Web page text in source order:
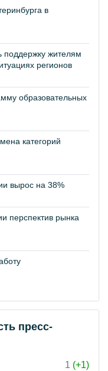
в
поддержку жителям
регионов
образовательных
категорий
вырос на 38%
перспектив рынка
пресс-
1 (+1)